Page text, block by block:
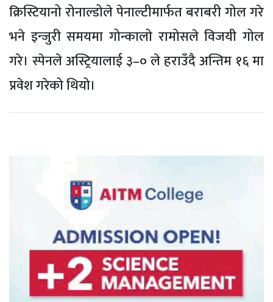
क्रिस्टियानो रोनाल्डोले पेनाल्टीमार्फत बराबरी गोल गरे
भने इन्जुरी समयमा गोन्कालो रामोसले विजयी गोल
गरे। स्पेनले अस्ट्रियालाई ३–० ले हराउँदै अन्तिम १६ मा
प्रवेश गरेको थियो।